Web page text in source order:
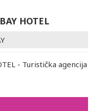
HOTEL
- Turistička agencija